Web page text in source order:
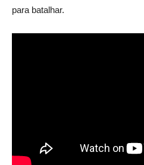
para batalhar.